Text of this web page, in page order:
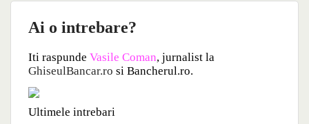
Ai o intrebare?
Iti raspunde Vasile Coman, jurnalist la
GhiseulBancar.ro si Bancherul.ro.
Ultimele intrebari